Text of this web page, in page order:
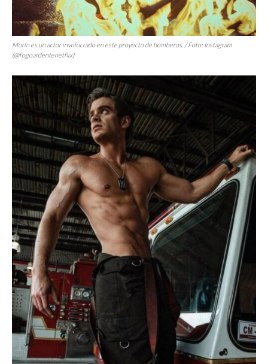
Morín es un actor involucrado en este proyecto de bomberos. / Foto: Instagram
(@fogoardentenetflix)